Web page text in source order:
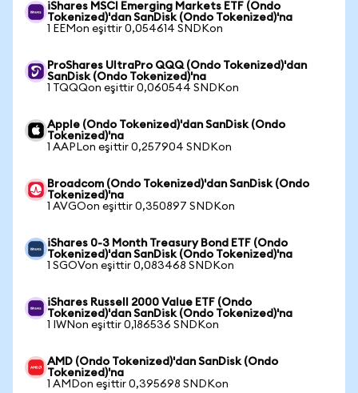
iShares MSCI Emerging Markets ETF (Ondo
Tokenized)'dan SanDisk (Ondo Tokenized)'na
1 EEMon eşittir 0,054614 SNDKon
ProShares UltraPro QQQ (Ondo Tokenized)'dan
SanDisk (Ondo Tokenized)'na
1 TQQQon eşittir 0,060544 SNDKon
Apple (Ondo Tokenized)'dan SanDisk (Ondo
Tokenized)'na
1 AAPLon eşittir 0,257904 SNDKon
Broadcom (Ondo Tokenized)'dan SanDisk (Ondo
Tokenized)'na
1 AVGOon eşittir 0,350897 SNDKon
iShares 0-3 Month Treasury Bond ETF (Ondo
Tokenized)'dan SanDisk (Ondo Tokenized)'na
1 SGOVon eşittir 0,083468 SNDKon
iShares Russell 2000 Value ETF (Ondo
Tokenized)'dan SanDisk (Ondo Tokenized)'na
1 IWNon eşittir 0,186536 SNDKon
AMD (Ondo Tokenized)'dan SanDisk (Ondo
Tokenized)'na
1 AMDon eşittir 0,395698 SNDKon